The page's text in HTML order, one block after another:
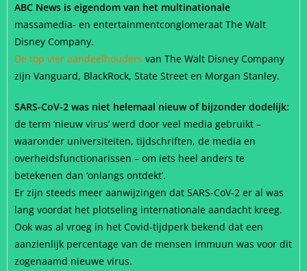
ABC News is eigendom van het multinationale
massamedia- en entertainmentconglomeraat The Walt
Disney Company.
De top vier aandeelhouders van The Walt Disney Company
zijn Vanguard, BlackRock, State Street en Morgan Stanley.
SARS-CoV-2 was niet helemaal nieuw of bijzonder dodelijk:
de term ‘nieuw virus’ werd door veel media gebruikt –
waaronder universiteiten, tijdschriften, de media en
overheidsfunctionarissen – om iets heel anders te
betekenen dan ‘onlangs ontdekt’.
Er zijn steeds meer aanwijzingen dat SARS-CoV-2 er al was
lang voordat het plotseling internationale aandacht kreeg.
Ook was al vroeg in het Covid-tijdperk bekend dat een
aanzienlijk percentage van de mensen immuun was voor dit
zogenaamd nieuwe virus.